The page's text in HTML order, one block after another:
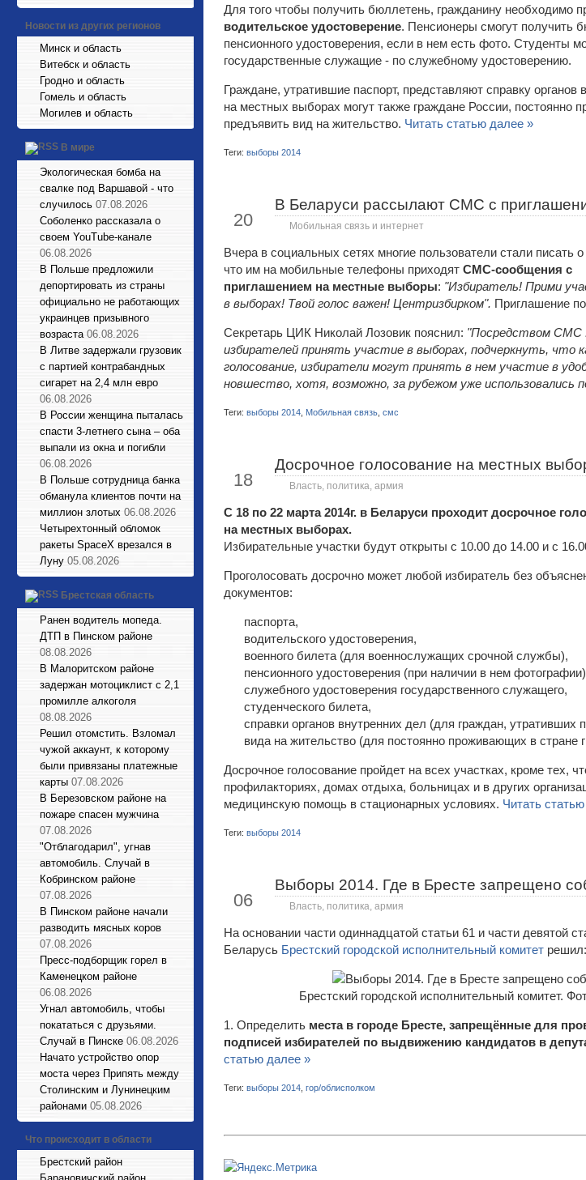
Новости из других регионов
Минск и область
Витебск и область
Гродно и область
Гомель и область
Могилев и область
В мире
Экологическая бомба на
свалке под Варшавой - что
случилось 07.08.2026
Соболенко рассказала о
своем YouTube-канале
06.08.2026
В Польше предложили
депортировать из страны
официально не работающих
украинцев призывного
возраста 06.08.2026
В Литве задержали грузовик
с партией контрабандных
сигарет на 2,4 млн евро
06.08.2026
В России женщина пыталась
спасти 3-летнего сына – оба
выпали из окна и погибли
06.08.2026
В Польше сотрудница банка
обманула клиентов почти на
миллион злотых 06.08.2026
Четырехтонный обломок
ракеты SpaceX врезался в
Луну 05.08.2026
Брестская область
Ранен водитель мопеда.
ДТП в Пинском районе
08.08.2026
В Малоритском районе
задержан мотоциклист с 2,1
промилле алкоголя
08.08.2026
Решил отомстить. Взломал
чужой аккаунт, к которому
были привязаны платежные
карты 07.08.2026
В Березовском районе на
пожаре спасен мужчина
07.08.2026
"Отблагодарил", угнав
автомобиль. Случай в
Кобринском районе
07.08.2026
В Пинском районе начали
разводить мясных коров
07.08.2026
Пресс-подборщик горел в
Каменецком районе
06.08.2026
Угнал автомобиль, чтобы
покататься с друзьями.
Случай в Пинске 06.08.2026
Начато устройство опор
моста через Припять между
Столинским и Лунинецким
районами 05.08.2026
Что происходит в области
Брестский район
Для того чтобы получить бюллетень, гражданину необходимо
водительское удостоверение. Пенсионеры смогут получить
пенсионного удостоверения, если в нем есть фото. Студенты
государственные служащие - по служебному удостоверению.
Граждане, утратившие паспорт, представляют справку
на местных выборах могут также граждане России,
предъявить вид на жительство. Читать статью далее »
Теги: выборы 2014
20
В Беларуси рассылают СМС с
Мобильная связь и интернет
Вчера в социальных сетях многие пользователи стали писать
что им на мобильные телефоны приходят СМС-сообщения с
приглашением на местные выборы: "Избиратель! Прими
в выборах! Твой голос важен! Центризбирком". Приглашение
Секретарь ЦИК Николай Лозовик пояснил: "Посредством СМС
избирателей принять участие в выборах, подчеркнуть, что
голосование, избиратели могут принять в нем участие в
новшество, хотя, возможно, за рубежом уже использовались
Теги: выборы 2014 Мобильная связь смс
18
Досрочное голосование на местных
Власть, политика, армия
С 18 по 22 марта 2014г. в Беларуси проходит досрочное
на местных выборах.
Избирательные участки будут открыты с 10.00 до 14.00 и с
Проголосовать досрочно может любой избиратель без
документов:
паспорта,
водительского удостоверения,
военного билета (для военнослужащих срочной службы),
пенсионного удостоверения (при наличии в нем
служебного удостоверения государственного служащего,
студенческого билета,
справки органов внутренних дел (для граждан, утративших
вида на жительство (для постоянно проживающих в стране
Досрочное голосование пройдет на всех участках, кроме тех,
профилакториях, домах отдыха, больницах и в других
медицинскую помощь в стационарных условиях. Читать
Теги: выборы 2014
06
Выборы 2014. Где в Бресте запрещено
Власть, политика, армия
На основании части одиннадцатой статьи 61 и части девятой
Беларусь Брестский городской исполнительный комитет решил:
Брестский городской исполнительный комитет.
1. Определить места в городе Бресте, запрещённые для
подписей избирателей по выдвижению кандидатов в
статью далее »
Теги: выборы 2014 гор/облисполком